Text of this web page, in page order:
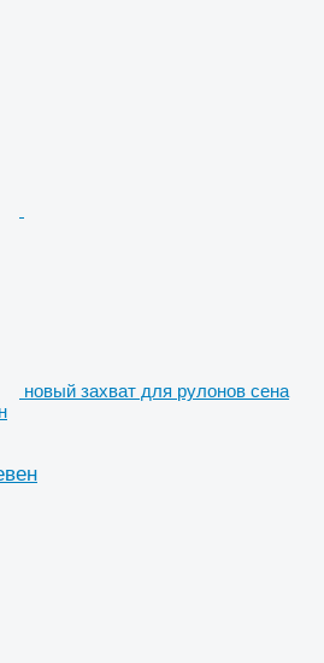
новый захват для рулонов сена